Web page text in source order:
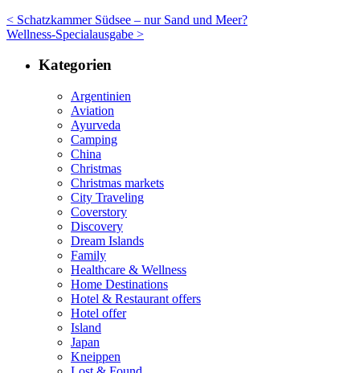
< Schatzkammer Südsee – nur Sand und Meer?
Wellness-Specialausgabe >
Kategorien
Argentinien
Aviation
Ayurveda
Camping
China
Christmas
Christmas markets
City Traveling
Coverstory
Discovery
Dream Islands
Family
Healthcare & Wellness
Home Destinations
Hotel & Restaurant offers
Hotel offer
Island
Japan
Kneippen